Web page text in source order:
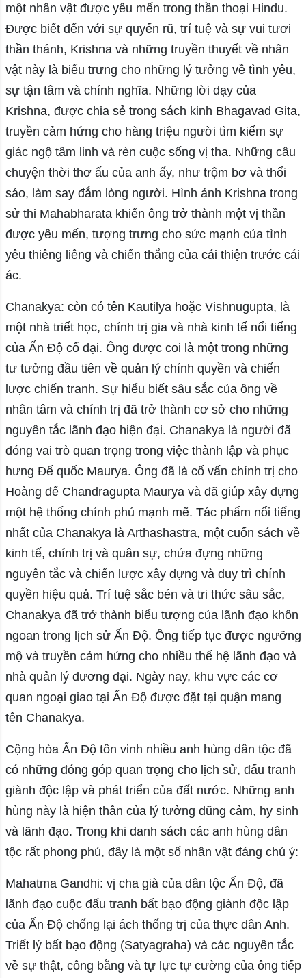
một nhân vật được yêu mến trong thần thoại Hindu.
Được biết đến với sự quyến rũ, trí tuệ và sự vui tươi
thần thánh, Krishna và những truyền thuyết về nhân
vật này là biểu trưng cho những lý tưởng về tình yêu,
sự tận tâm và chính nghĩa. Những lời dạy của
Krishna, được chia sẻ trong sách kinh Bhagavad Gita,
truyền cảm hứng cho hàng triệu người tìm kiếm sự
giác ngộ tâm linh và rèn cuộc sống vị tha. Những câu
chuyện thời thơ ấu của anh ấy, như trộm bơ và thổi
sáo, làm say đắm lòng người. Hình ảnh Krishna trong
sử thi Mahabharata khiến ông trở thành một vị thần
được yêu mến, tượng trưng cho sức mạnh của tình
yêu thiêng liêng và chiến thắng của cái thiện trước cái
ác.
Chanakya: còn có tên Kautilya hoặc Vishnugupta, là
một nhà triết học, chính trị gia và nhà kinh tế nổi tiếng
của Ấn Độ cổ đại. Ông được coi là một trong những
tư tưởng đầu tiên về quản lý chính quyền và chiến
lược chiến tranh. Sự hiểu biết sâu sắc của ông về
nhân tâm và chính trị đã trở thành cơ sở cho những
nguyên tắc lãnh đạo hiện đại. Chanakya là người đã
đóng vai trò quan trọng trong việc thành lập và phục
hưng Đế quốc Maurya. Ông đã là cố vấn chính trị cho
Hoàng đế Chandragupta Maurya và đã giúp xây dựng
một hệ thống chính phủ mạnh mẽ. Tác phẩm nổi tiếng
nhất của Chanakya là Arthashastra, một cuốn sách về
kinh tế, chính trị và quân sự, chứa đựng những
nguyên tắc và chiến lược xây dựng và duy trì chính
quyền hiệu quả. Trí tuệ sắc bén và tri thức sâu sắc,
Chanakya đã trở thành biểu tượng của lãnh đạo khôn
ngoan trong lịch sử Ấn Độ. Ông tiếp tục được ngưỡng
mộ và truyền cảm hứng cho nhiều thế hệ lãnh đạo và
nhà quản lý đương đại. Ngày nay, khu vực các cơ
quan ngoại giao tại Ấn Độ được đặt tại quận mang
tên Chanakya.
Cộng hòa Ấn Độ tôn vinh nhiều anh hùng dân tộc đã
có những đóng góp quan trọng cho lịch sử, đấu tranh
giành độc lập và phát triển của đất nước. Những anh
hùng này là hiện thân của lý tưởng dũng cảm, hy sinh
và lãnh đạo. Trong khi danh sách các anh hùng dân
tộc rất phong phú, đây là một số nhân vật đáng chú ý:
Mahatma Gandhi: vị cha già của dân tộc Ấn Độ, đã
lãnh đạo cuộc đấu tranh bất bạo động giành độc lập
của Ấn Độ chống lại ách thống trị của thực dân Anh.
Triết lý bất bạo động (Satyagraha) và các nguyên tắc
về sự thật, công bằng và tự lực tự cường của ông tiếp